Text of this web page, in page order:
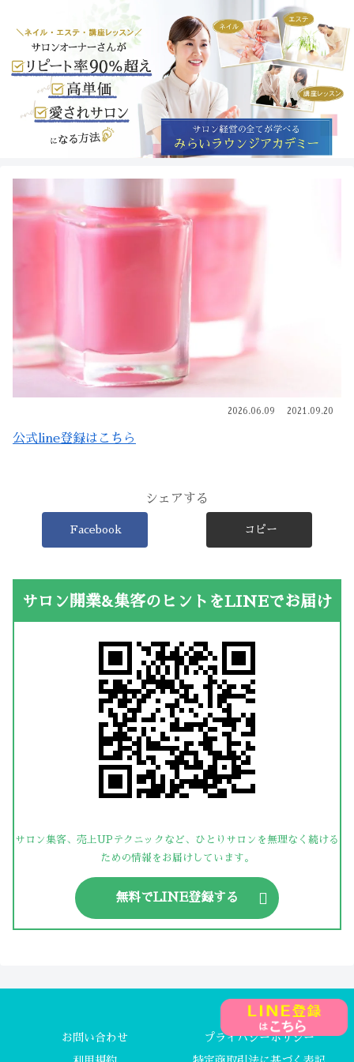
2026.06.09 2021.09.20
公式line登録はこちら
シェアする
Facebook コピー
サロン開業&集客のヒントをLINEでお届け
サロン集客、売上UPテクニックなど、ひとりサロンを無理なく続ける
ための情報をお届けしています。
無料でLINE登録する
お問い合わせ プライバシーポリシー